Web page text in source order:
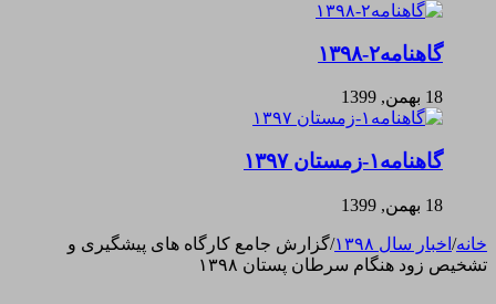
گاهنامه۲-۱۳۹۸
18 بهمن, 1399
گاهنامه۱-زمستان ۱۳۹۷
18 بهمن, 1399
خانه/ اخبار سال ۱۳۹۸ /گزارش جامع کارگاه های پیشگیری و
تشخیص زود هنگام سرطان پستان ۱۳۹۸